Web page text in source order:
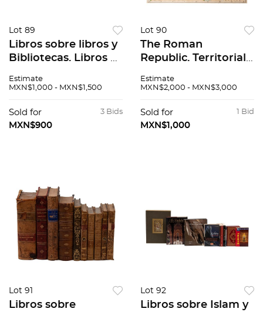
Lot 89
Libros sobre libros y
Bibliotecas. Libros y
fondo de origen de
Nacional. Piezas: 17.
Estimate
MXN$1,000 - MXN$1,500
3 Bids
Sold for
MXN$900
Lot 90
The Roman
Republic. Territorial
New York: Rand
Mapa a color.
Medidas 113 x 164 cm.
Estimate
MXN$2,000 - MXN$3,000
1 Bid
Sold for
MXN$1,000
Lot 91
Libros sobre
Lot 92
Libros sobre Islam y